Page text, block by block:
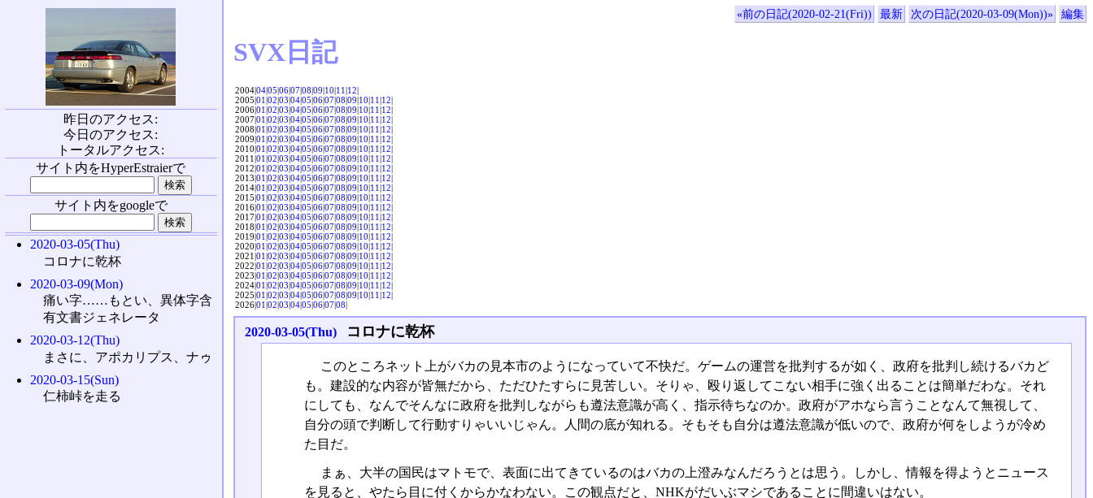
«前の日記(2020-02-21(Fri)) 最新 次の日記(2020-03-09(Mon))» 編集
SVX日記
2004|04|05|06|07|08|09|10|11|12|
2005|01|02|03|04|05|06|07|08|09|10|11|12|
2006|01|02|03|04|05|06|07|08|09|10|11|12|
2007|01|02|03|04|05|06|07|08|09|10|11|12|
2008|01|02|03|04|05|06|07|08|09|10|11|12|
2009|01|02|03|04|05|06|07|08|09|10|11|12|
2010|01|02|03|04|05|06|07|08|09|10|11|12|
2011|01|02|03|04|05|06|07|08|09|10|11|12|
2012|01|02|03|04|05|06|07|08|09|10|11|12|
2013|01|02|03|04|05|06|07|08|09|10|11|12|
2014|01|02|03|04|05|06|07|08|09|10|11|12|
2015|01|02|03|04|05|06|07|08|09|10|11|12|
2016|01|02|03|04|05|06|07|08|09|10|11|12|
2017|01|02|03|04|05|06|07|08|09|10|11|12|
2018|01|02|03|04|05|06|07|08|09|10|11|12|
2019|01|02|03|04|05|06|07|08|09|10|11|12|
2020|01|02|03|04|05|06|07|08|09|10|11|12|
2021|01|02|03|04|05|06|07|08|09|10|11|12|
2022|01|02|03|04|05|06|07|08|09|10|11|12|
2023|01|02|03|04|05|06|07|08|09|10|11|12|
2024|01|02|03|04|05|06|07|08|09|10|11|12|
2025|01|02|03|04|05|06|07|08|09|10|11|12|
2026|01|02|03|04|05|06|07|08|
2020-03-05(Thu) コロナに乾杯
このところネット上がバカの見本市のようになっていて不快だ。ゲームの運営を批判するが如く、政府を批判し続けるバカど
も。建設的な内容が皆無だから、ただひたすらに見苦しい。そりゃ、殴り返してこない相手に強く出ることは簡単だわな。それ
にしても、なんでそんなに政府を批判しながらも遵法意識が高く、指示待ちなのか。政府がアホなら言うことなんて無視して、
自分の頭で判断して行動すりゃいいじゃん。人間の底が知れる。そもそも自分は遵法意識が低いので、政府が何をしようが冷め
た目だ。
まぁ、大半の国民はマトモで、表面に出てきているのはバカの上澄みなんだろうとは思う。しかし、情報を得ようとニュース
を見ると、やたら目に付くからかなわない。この観点だと、NHKがだいぶマシであることに間違いはない。
昨日のアクセス:
今日のアクセス:
トータルアクセス:
サイト内をHyperEstraierで
サイト内をgoogleで
2020-03-05(Thu)
コロナに乾杯
2020-03-09(Mon)
痛い字……もとい、異体字含
有文書ジェネレータ
2020-03-12(Thu)
まさに、アポカリプス、ナゥ
2020-03-15(Sun)
仁柿峠を走る